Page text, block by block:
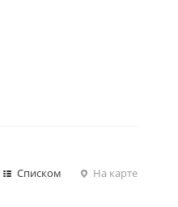
Списком На карте